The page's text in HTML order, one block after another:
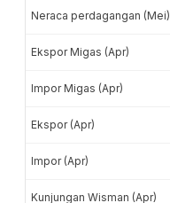
Neraca perdagangan (Mei)
Ekspor Migas (Apr)
Impor Migas (Apr)
Ekspor (Apr)
Impor (Apr)
Kunjungan Wisman (Apr)